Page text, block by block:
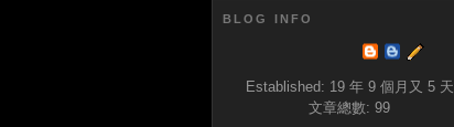
BLOG INFO
Established: 19 年 9 個月又 5 天
文章總數: 99